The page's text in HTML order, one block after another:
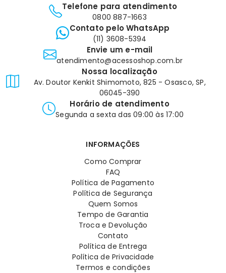
Telefone para atendimento
0800 887-1663
Contato pelo WhatsApp
(11) 3608-5394
Envie um e-mail
atendimento@acessoshop.com.br
Nossa localização
Av. Doutor Kenkit Shimomoto, 825 - Osasco, SP,
06045-390
Horário de atendimento
Segunda a sexta das 09:00 às 17:00
INFORMAÇÕES
Como Comprar
FAQ
Política de Pagamento
Política de Segurança
Quem Somos
Tempo de Garantia
Troca e Devolução
Contato
Política de Entrega
Política de Privacidade
Termos e condições